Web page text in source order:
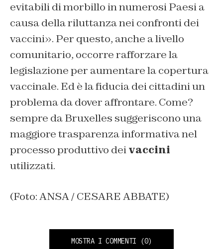
evitabili di morbillo in numerosi Paesi a
causa della riluttanza nei confronti dei
vaccini». Per questo, anche a livello
comunitario, occorre rafforzare la
legislazione per aumentare la copertura
vaccinale. Ed è la fiducia dei cittadini un
problema da dover affrontare. Come?
sempre da Bruxelles suggeriscono una
maggiore trasparenza informativa nel
processo produttivo deivaccini
utilizzati.
(Foto: ANSA / CESARE ABBATE)
MOSTRA I COMMENTI (0)